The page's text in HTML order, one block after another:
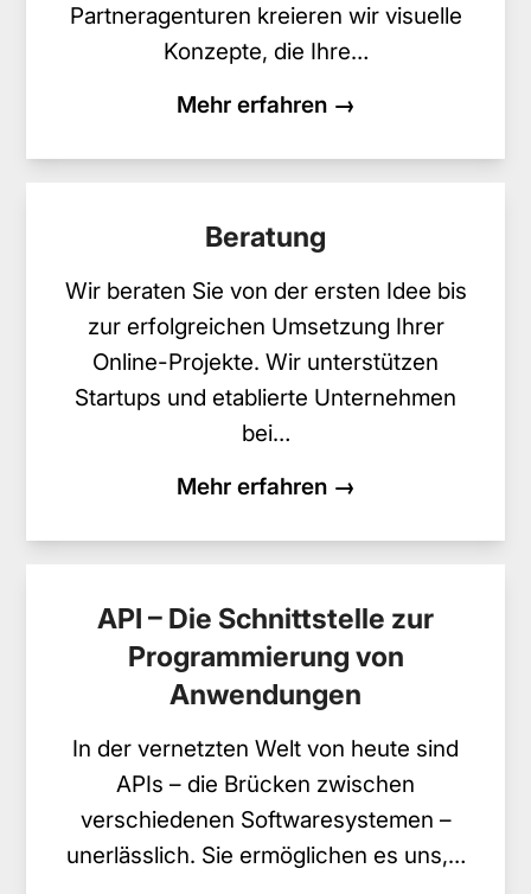
Partneragenturen kreieren wir visuelle
Konzepte, die Ihre…
Mehr erfahren →
Beratung
Wir beraten Sie von der ersten Idee bis
zur erfolgreichen Umsetzung Ihrer
Online-Projekte. Wir unterstützen
Startups und etablierte Unternehmen
bei…
Mehr erfahren →
API – Die Schnittstelle zur
Programmierung von
Anwendungen
In der vernetzten Welt von heute sind
APIs – die Brücken zwischen
verschiedenen Softwaresystemen –
unerlässlich. Sie ermöglichen es uns,…